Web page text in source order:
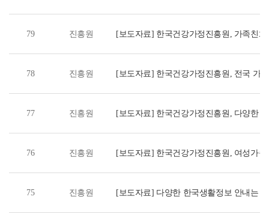
79 진흥원
[보도자료] 한국건강가정진흥원, 가족친화
78
진흥원
[보도자료] 한국건강가정진흥원, 전국 가
77 진흥원
[보도자료] 한국건강가정진흥원, 다양한
76 진흥원
[보도자료] 한국건강가정진흥원, 여성가
75 진흥원 [보도자료] 다양한 한국생활정보 안내는